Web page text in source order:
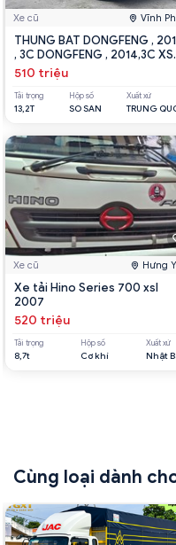
Xe cũ Vĩnh
THUNG BAT DONGFENG ,
, 3C DONGFENG , 2014,3C XSL
2014
510 triệu
Tải trọng
13,2T
Hộp số
SO SAN
Xuất xứ
TRUNG
Xe cũ Hưng
Xe tải Hino Series 700 xsl
2007
520 triệu
Tải trọng
8,7t
Hộp số
Cơ khí
Xuất xứ
Nhật
Cùng loại dành